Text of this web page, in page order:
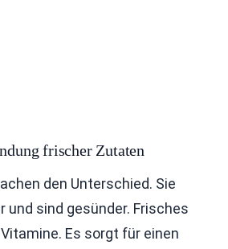
frischer Zutaten
den Unterschied. Sie
und sind gesünder. Frisches
Es sorgt für einen